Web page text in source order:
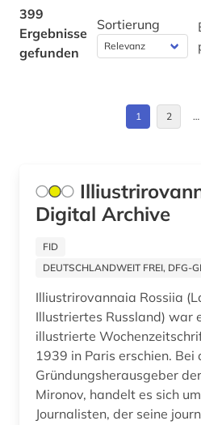
australien (1)
autobiografie (1)
außenpolitik (6)
avantgarde (1)
avestisch (1)
bach (2)
baden-württemberg (1)
balkanromanistik (1)
Finnland (1)
Island (1)
Kanada (1)
Korea (1)
Litauen (1)
399
Ergebnisse
gefunden
Sortierung
1 2 …
Digital Archive
FID
DEUTSCHLANDWEIT FREI, DFG-
Illiustrirovannaia Rossiia
Illustriertes Russland) war
illustrierte
1939 in Paris erschien. Bei
Gründungsherausgeber
Mironov, handelt es sich
Journalisten, der seine